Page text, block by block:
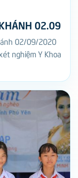
KHÁNH 02.09
02/09/2020
nghiệm Y Khoa